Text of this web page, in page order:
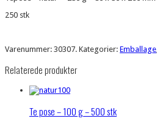
250 stk
Varenummer: 30307. Kategorier: Emballage
Relaterede produkter
Te pose – 100 g – 500 stk